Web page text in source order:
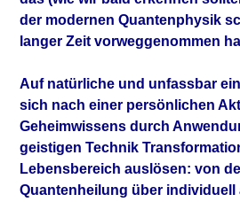
der modernen Quantenphysik
langer Zeit vorweggenommen
Auf natürliche und unfassbar
sich nach einer persönlichen
Geheimwissens durch
geistigen Technik
Lebensbereich auslösen: von
Quantenheilung über individuell